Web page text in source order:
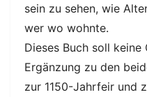
sein zu sehen, wie
wer wo wohnte.
Dieses Buch soll
Ergänzung zu den
zur 1150-Jahrfeir und